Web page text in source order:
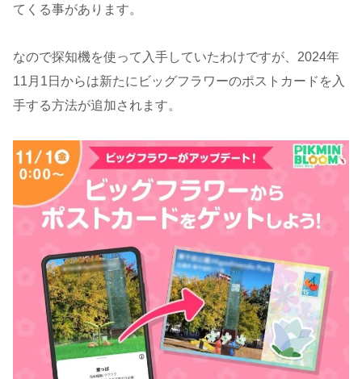
てくる事があります。
なので探知機を使って入手していたわけですが、2024年
11月1日からは新たにビッグフラワーのポストカードを入
手する方法が追加されます。